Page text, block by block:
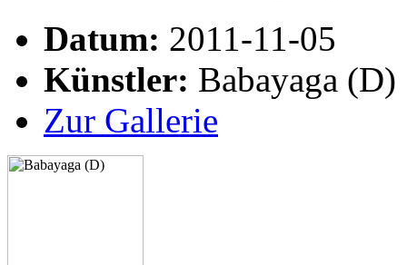
Datum: 2011-11-05
Künstler: Babayaga (D)
Zur Gallerie